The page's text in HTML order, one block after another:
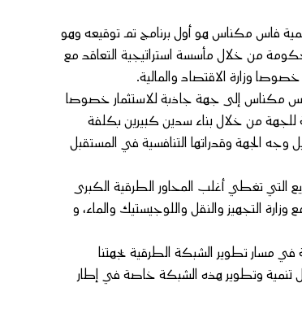
فاس مكناس هو أول برنامج تم توقيعه وهو
من خلال مأسسة استراتيجية التعاقد مع
وزارة الاقتصاد والمالية.
فاس مكناس إلى جهة جاذبة للاستثمار خصوصا
للجهة من خلال بناء سدين كبيرين بكلفة
وجه الجهة وقدراتها التنافسية في المستقبل
التي تغطي أغلب المحاور الطرقية الكبرى
التجهيز والنقل واللوجيستيك والماء، و
مسار تطوير الشبكة الطرقية بجهتنا
تنمية وتطوير هذه الشبكة خاصة في إطار